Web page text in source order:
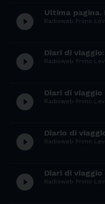
play_circle_filled Ultima pagina.
Radioweb Primo Levi
play_circle_filled Diari di
Radioweb Primo Levi
play_circle_filled Diari di
Radioweb Primo Levi
play_circle_filled Diario di
Radioweb Primo Levi
play_circle_filled Diari di
Radioweb Primo Levi